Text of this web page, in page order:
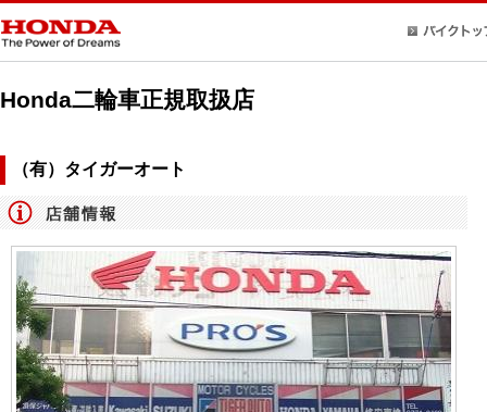
Honda二輪車正規取扱店
（有）タイガーオート